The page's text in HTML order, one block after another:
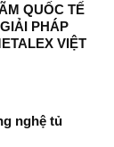
QUỐC TẾ
PHÁP
VIỆT
nghệ tủ